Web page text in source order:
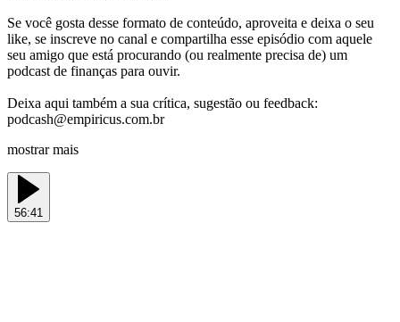
Se você gosta desse formato de conteúdo, aproveita e deixa o seu
like, se inscreve no canal e compartilha esse episódio com aquele
seu amigo que está procurando (ou realmente precisa de) um
podcast de finanças para ouvir.
Deixa aqui também a sua crítica, sugestão ou feedback:
podcash@empiricus.com.br
mostrar mais
56:41